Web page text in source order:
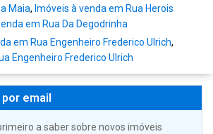
Maia, Imóveis à venda em Rua Herois
em Rua Da Degodrinha
em Rua Engenheiro Frederico Ulrich,
Engenheiro Frederico Ulrich
email
a saber sobre novos imóveis